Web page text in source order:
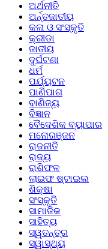
ଅର୍ଥନୀତି
ଅର୍ନ୍ତଜାତୀୟ
କଳା ଓ ସଂସ୍କୃତି
କ୍ରୀଡା
ଜାତୀୟ
ଦୁର୍ଘଟଣା
ଧର୍ମ
ପର୍ଯ୍ୟଟନ
ପାଣିପାଗ
ବାଣିଜ୍ୟ
ବିଜ୍ଞାନ
ବୈଦେଶିକ ବ୍ୟାପାର
ମନୋରଞ୍ଜନ
ରାଜନୀତି
ରାଜ୍ୟ
ରାଶିଫଳ
ଲାଇଫ ଷ୍ଟାଇଲ
ଶିକ୍ଷା
ସଂସ୍କୃତି
ସାମାଜିକ
ସାହିତ୍ୟ
ସ୍ୱତନ୍ତ୍ର
ସ୍ୱାସ୍ଥ୍ୟ